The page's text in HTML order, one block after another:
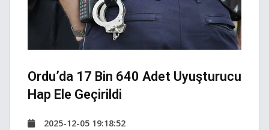
Ordu’da 17 Bin 640 Adet Uyuşturucu
Hap Ele Geçirildi
2025-12-05 19:18:52